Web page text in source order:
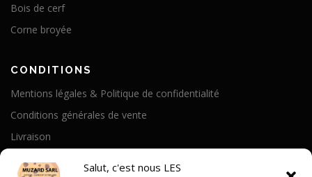
Salut, c'est nous LES
Bois de cerf
Corne broyée
CONDITIONS
Mentions légales & Politique de confidentialité
Conditions générales de vente
Livraison